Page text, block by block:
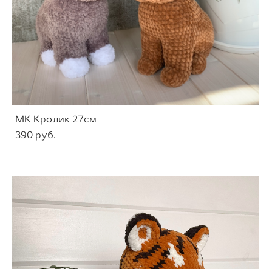
МК Кролик 27см
390 pуб.